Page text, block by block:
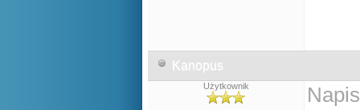
Kanopus
Użytkownik